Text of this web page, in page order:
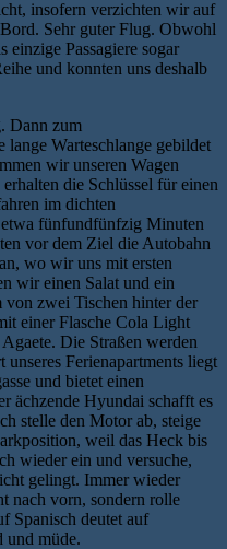
insofern verzichten wir auf
Sehr guter Flug. Obwohl
einzige Passagiere sogar
und konnten uns deshalb
Dann zum
lange Warteschlange gebildet
wir unseren Wagen
die Schlüssel für einen
im dichten
etwa fünfundfünfzig Minuten
vor dem Ziel die Autobahn
wo wir uns mit ersten
wir einen Salat und ein
von zwei Tischen hinter der
einer Flasche Cola Light
Die Straßen werden
Ferienapartments liegt
und bietet einen
ächzende Hyundai schafft es
stelle den Motor ab, steige
weil das Heck bis
wieder ein und versuche,
gelingt. Immer wieder
nach vorn, sondern rolle
Spanisch deutet auf
und müde.